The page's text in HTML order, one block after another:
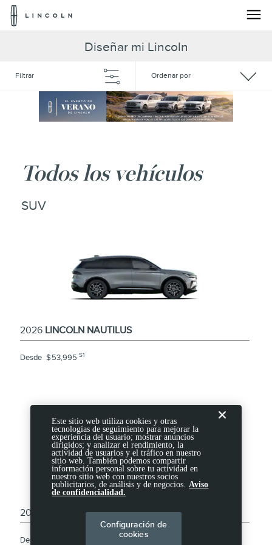
Diseñar mi Lincoln
Filtrar Ordenar por
Todos los vehículos
SUV
2026 LINCOLN NAUTILUS
Desde $ 53,995 S1
2026 LINCOLN AVIATOR
Desde
Este sitio web utiliza cookies y otras
tecnologías de seguimiento para mejorar la
experiencia del usuario; mostrar anuncios
dirigidos; y analizar el rendimiento, la
actividad de usuarios y el tráfico en nuestro
sitio web. También podemos compartir
información personal sobre tu actividad en
nuestro sitio web con nuestros socios
publicitarios, de análisis y de negocios. Aviso
de confidencialidad.
Configuración de
cookies